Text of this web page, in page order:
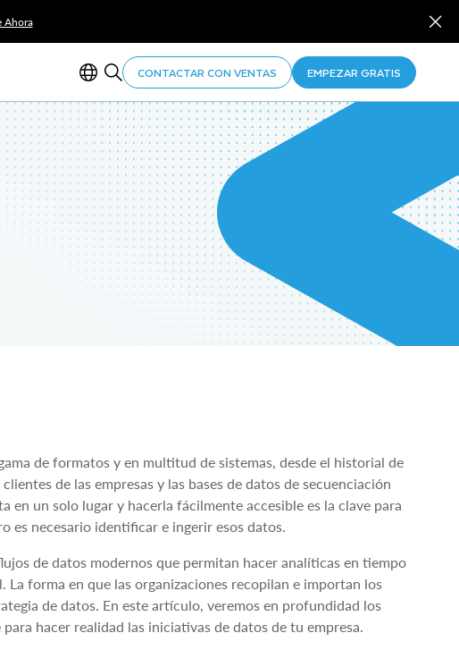
Ahora
CONTACTAR CON VENTAS EMPEZAR GRATIS
de formatos y en multitud de sistemas, desde el historial de
de las empresas y las bases de datos de secuenciación
un solo lugar y hacerla fácilmente accesible es la clave para
es necesario identificar e ingerir esos datos.
de datos modernos que permitan hacer analíticas en tiempo
forma en que las organizaciones recopilan e importan los
de datos. En este artículo, veremos en profundidad los
hacer realidad las iniciativas de datos de tu empresa.